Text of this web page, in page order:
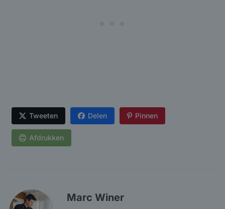
Tweeten Delen Pinnen
Afdrukken
Marc Winer